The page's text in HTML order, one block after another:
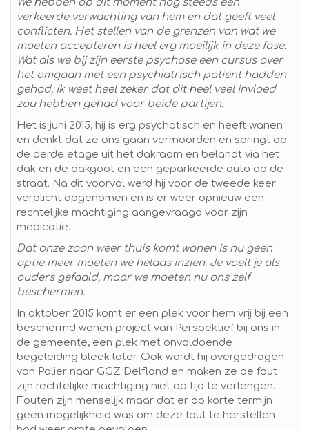
We hebben op dit moment nog steeds een
verkeerde verwachting van hem en dat geeft veel
conflicten. Het stellen van de grenzen van wat we
moeten accepteren is heel erg moeilijk in deze fase.
Wat als we bij zijn eerste psychose een cursus over
het omgaan met een psychiatrisch patiënt hadden
gehad, ik weet heel zeker dat dit heel veel invloed
zou hebben gehad voor beide partijen.
Het is juni 2015, hij is erg psychotisch en heeft wanen
en denkt dat ze ons gaan vermoorden en springt op
de derde etage uit het dakraam en belandt via het
dak en de dakgoot en een geparkeerde auto op de
straat. Na dit voorval werd hij voor de tweede keer
verplicht opgenomen en is er weer opnieuw een
rechtelijke machtiging aangevraagd voor zijn
medicatie.
Dat onze zoon weer thuis komt wonen is nu geen
optie meer moeten we helaas inzien. Je voelt je als
ouders gefaald, maar we moeten nu ons zelf
beschermen.
In oktober 2015 komt er een plek voor hem vrij bij een
beschermd wonen project van Perspektief bij ons in
de gemeente, een plek met onvoldoende
begeleiding bleek later. Ook wordt hij overgedragen
van Palier naar GGZ Delfland en maken ze de fout
zijn rechtelijke machtiging niet op tijd te verlengen.
Fouten zijn menselijk maar dat er op korte termijn
geen mogelijkheid was om deze fout te herstellen